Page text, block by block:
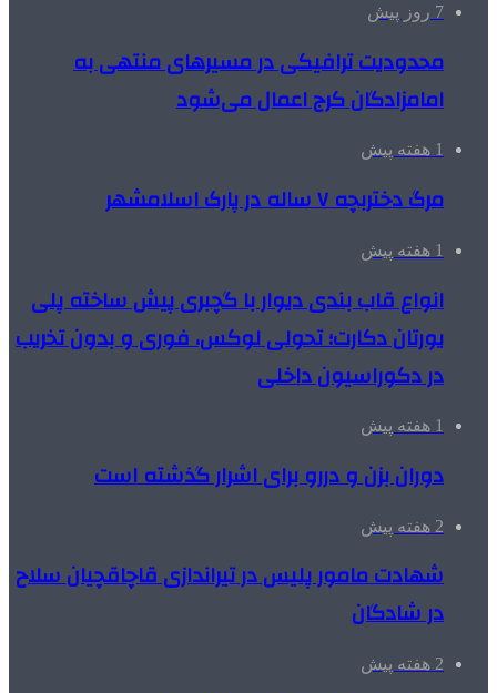
7 روز پیش
محدودیت ترافیکی در مسیرهای منتهی به
امامزادگان کرج اعمال می‌شود
1 هفته پیش
مرگ دختربچه ۷ ساله در پارک اسلامشهر
1 هفته پیش
انواع قاب بندی دیوار با گچبری پیش ساخته پلی
یورتان دکارت؛ تحولی لوکس، فوری و بدون تخریب
در دکوراسیون داخلی
1 هفته پیش
دوران بزن و دررو برای اشرار گذشته است
2 هفته پیش
شهادت مامور پلیس در تیراندازی قاچاقچیان سلاح
در شادگان
2 هفته پیش